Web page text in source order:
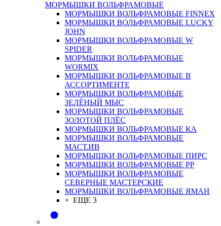
МОРМЫШКИ ВОЛЬФРАМОВЫЕ
МОРМЫШКИ ВОЛЬФРАМОВЫЕ FINNEX
МОРМЫШКИ ВОЛЬФРАМОВЫЕ LUCKY
JOHN
МОРМЫШКИ ВОЛЬФРАМОВЫЕ W
SPIDER
МОРМЫШКИ ВОЛЬФРАМОВЫЕ
WORMIX
МОРМЫШКИ ВОЛЬФРАМОВЫЕ В
АССОРТИМЕНТЕ
МОРМЫШКИ ВОЛЬФРАМОВЫЕ
ЗЕЛЁНЫЙ МЫС
МОРМЫШКИ ВОЛЬФРАМОВЫЕ
ЗОЛОТОЙ ПЛЁС
МОРМЫШКИ ВОЛЬФРАМОВЫЕ КА
МОРМЫШКИ ВОЛЬФРАМОВЫЕ
МАСТ.ИВ
МОРМЫШКИ ВОЛЬФРАМОВЫЕ ПИРС
МОРМЫШКИ ВОЛЬФРАМОВЫЕ РР
МОРМЫШКИ ВОЛЬФРАМОВЫЕ
СЕВЕРНЫЕ МАСТЕРСКИЕ
МОРМЫШКИ ВОЛЬФРАМОВЫЕ ЯМАН
+ ЕЩЕ 3